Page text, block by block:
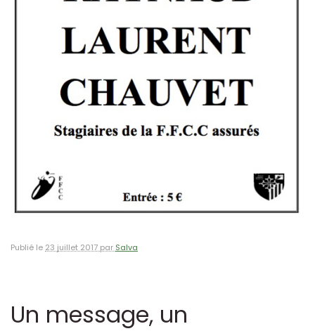
Publié le 23 juillet 2017 par Salva
Un message, un